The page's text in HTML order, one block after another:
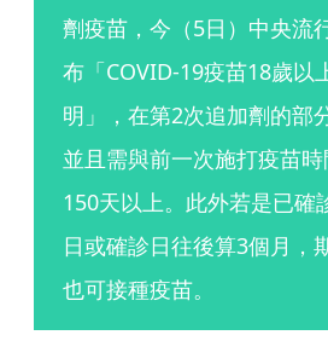
劑疫苗，今（5日）中央流
布「COVID-19疫苗18歲以
明」，在第2次追加劑的部
並且需與前一次施打疫苗時
150天以上。此外若是已確
日或確診日往後算3個月，
也可接種疫苗。